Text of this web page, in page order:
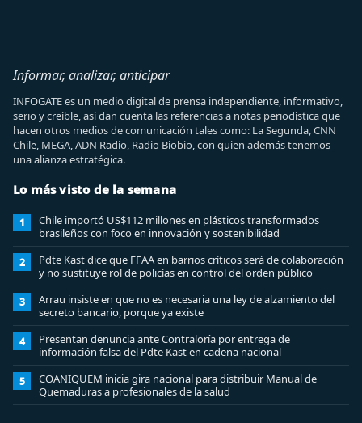
Informar, analizar, anticipar
INFOGATE es un medio digital de prensa independiente, informativo,
serio y creíble, así dan cuenta las referencias a notas periodística que
hacen otros medios de comunicación tales como: La Segunda, CNN
Chile, MEGA, ADN Radio, Radio Biobio, con quien además tenemos
una alianza estratégica.
Lo más visto de la semana
1
Chile importó US$112 millones en plásticos transformados
brasileños con foco en innovación y sostenibilidad
2
Pdte Kast dice que FFAA en barrios críticos será de colaboración
y no sustituye rol de policías en control del orden público
3
Arrau insiste en que no es necesaria una ley de alzamiento del
secreto bancario, porque ya existe
4
Presentan denuncia ante Contraloría por entrega de
información falsa del Pdte Kast en cadena nacional
5
COANIQUEM inicia gira nacional para distribuir Manual de
Quemaduras a profesionales de la salud